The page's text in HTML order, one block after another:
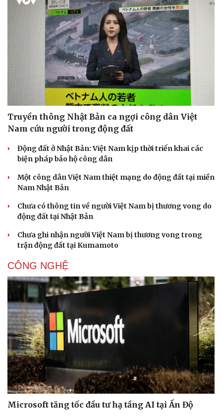
Doanh nghiệp
Thông tin doanh nghiệp
Doanh nghiệp 24h
Doanh nhân
Công nghệ
Sành điệu
Tin Công nghệ
Trải nghiệm
Chuyển đổi số
Truyền thông Nhật Bản ca ngợi công dân Việt
Nam cứu người trong động đất
Động đất ở Nhật Bản: Việt Nam kịp thời triển khai các
biện pháp bảo hộ công dân
Một công dân Việt Nam thiệt mạng do động đất tại miền
Nam Nhật Bản
Chưa có thông tin về người Việt Nam bị thương vong do
động đất tại Nhật Bản
Chưa ghi nhận người Việt Nam bị thương vong trong
trận động đất tại Kumamoto
CÔNG NGHỆ
Microsoft tăng tốc đầu tư hạ tầng AI tại Ấn Độ